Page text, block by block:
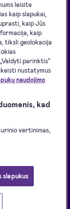
eID priemonės
sąlygos
leisite
kaip slapukai,
kaip Jūs
kaip
tiksli geolokacija
parinktis“
nustatymus
naudojimo
kad
vertinimas,
slapukus